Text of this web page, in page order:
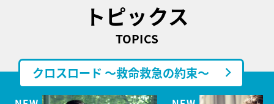
トピックス
TOPICS
クロスロード ～救命救急の約束～